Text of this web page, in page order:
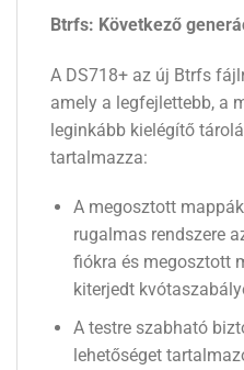
Btrfs: Következő
A DS718+ az új Btrfs
amely a legfejlettebb, a
leginkább kielégítő
tartalmazza:
A megosztott
rugalmas rendszere
fiókra és megosztott
kiterjedt
A testre szabható
lehetőséget